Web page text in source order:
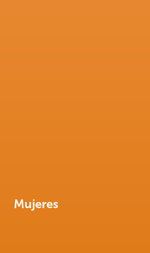
Mujeres